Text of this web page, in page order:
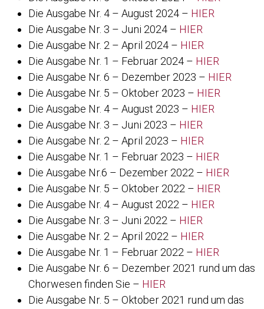
Die Ausgabe Nr. 4 – August 2024 – HIER
Die Ausgabe Nr. 3 – Juni 2024 – HIER
Die Ausgabe Nr. 2 – April 2024 – HIER
Die Ausgabe Nr. 1 – Februar 2024 – HIER
Die Ausgabe Nr. 6 – Dezember 2023 – HIER
Die Ausgabe Nr. 5 – Oktober 2023 – HIER
Die Ausgabe Nr. 4 – August 2023 – HIER
Die Ausgabe Nr. 3 – Juni 2023 – HIER
Die Ausgabe Nr. 2 – April 2023 – HIER
Die Ausgabe Nr. 1 – Februar 2023 – HIER
Die Ausgabe Nr.6 – Dezember 2022 – HIER
Die Ausgabe Nr. 5 – Oktober 2022 – HIER
Die Ausgabe Nr. 4 – August 2022 – HIER
Die Ausgabe Nr. 3 – Juni 2022 – HIER
Die Ausgabe Nr. 2 – April 2022 – HIER
Die Ausgabe Nr. 1 – Februar 2022 – HIER
Die Ausgabe Nr. 6 – Dezember 2021 rund um das
Chorwesen finden Sie – HIER
Die Ausgabe Nr. 5 – Oktober 2021 rund um das